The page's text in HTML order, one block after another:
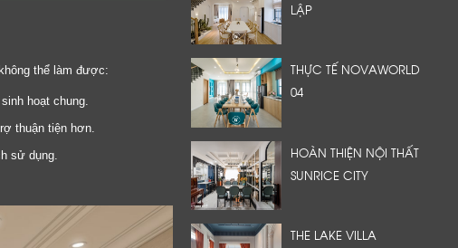
thể làm được:
hoạt chung.
thuận tiện hơn.
sử dụng.
LẬP
THỰC TẾ NOVAWORLD
04
HOÀN THIỆN NỘI THẤT
SUNRICE CITY
THE LAKE VILLA